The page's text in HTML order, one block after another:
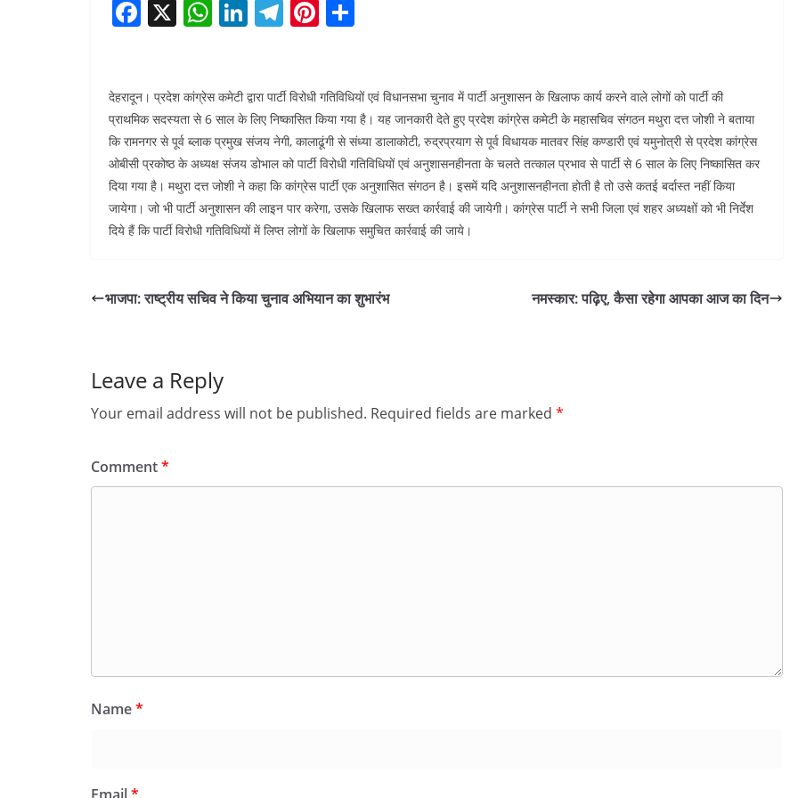
F
e
b
o
o
k
X W
s
A
p
p
Li
e
dI
n
T
gr
a
m
Pi
e
st
e
देहरादून। प्रदेश कांग्रेस कमेटी द्वारा पार्टी विरोधी गतिविधियों एवं विधानसभा चुनाव में पार्टी अनुशासन के खिलाफ कार्य करने वाले लोगों को पार्टी की
प्राथमिक सदस्यता से 6 साल के लिए निष्कासित किया गया है। यह जानकारी देते हुए प्रदेश कांग्रेस कमेटी के महासचिव संगठन मथुरा दत्त जोशी ने बताया
कि रामनगर से पूर्व ब्लाक प्रमुख संजय नेगी, कालाढूंगी से संध्या डालाकोटी, रुद्रप्रयाग से पूर्व विधायक मातवर सिंह कण्डारी एवं यमुनोत्री से प्रदेश कांग्रेस
ओबीसी प्रकोष्ठ के अध्यक्ष संजय डोभाल को पार्टी विरोधी गतिविधियों एवं अनुशासनहीनता के चलते तत्काल प्रभाव से पार्टी से 6 साल के लिए निष्कासित कर
दिया गया है। मथुरा दत्त जोशी ने कहा कि कांग्रेस पार्टी एक अनुशासित संगठन है। इसमें यदि अनुशासनहीनता होती है तो उसे कतई बर्दास्त नहीं किया
जायेगा। जो भी पार्टी अनुशासन की लाइन पार करेगा, उसके खिलाफ सख्त कार्रवाई की जायेगी। कांग्रेस पार्टी ने सभी जिला एवं शहर अध्यक्षों को भी निर्देश
दिये हैं कि पार्टी विरोधी गतिविधियों में लिप्त लोगों के खिलाफ समुचित कार्रवाई की जाये।
भाजपा: राष्ट्रीय सचिव ने किया चुनाव अभियान का शुभारंभ नमस्कार: पढ़िए, कैसा रहेगा आपका आज का दिन
Leave a Reply
Your email address will not be published. Required fields are marked *
Comment*
Name*